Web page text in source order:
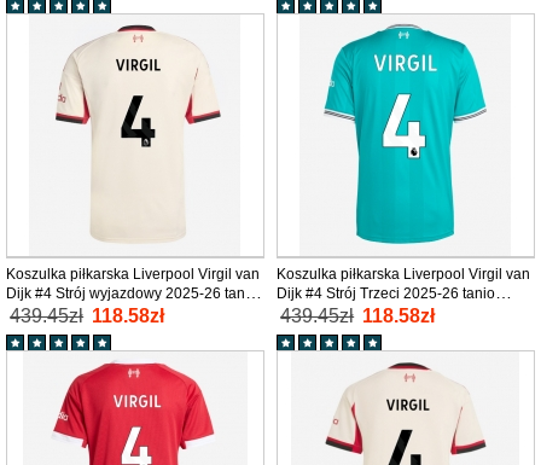
Koszulka piłkarska Liverpool Virgil van
Dijk #4 Strój wyjazdowy 2025-26 tanio
Krótki Rękaw
439.45zł 118.58zł
Koszulka piłkarska Liverpool Virgil van
Dijk #4 Strój Trzeci 2025-26 tanio
Krótki Rękaw
439.45zł 118.58zł